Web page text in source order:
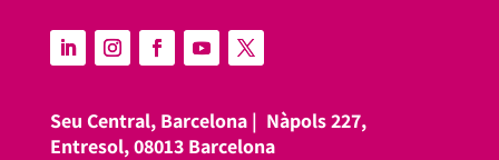
Seu Central, Barcelona | Nàpols 227,
Entresol, 08013 Barcelona